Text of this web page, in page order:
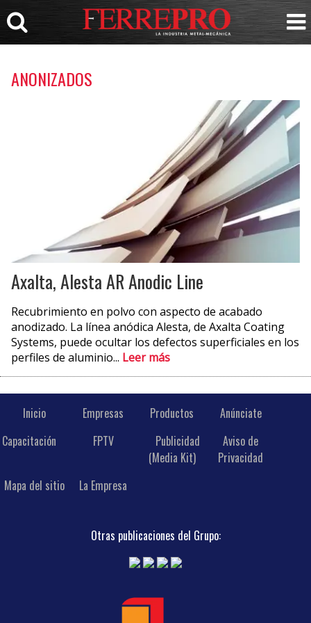
ANONIZADOS
Axalta, Alesta AR Anodic Line
Recubrimiento en polvo con aspecto de acabado
anodizado. La línea anódica Alesta, de Axalta Coating
Systems, puede ocultar los defectos superficiales en los
perfiles de aluminio... Leer más
Inicio Empresas Productos
Anúnciate
Capacitación
FPTV
Publicidad
(Media Kit)
Aviso de
Privacidad
Mapa del sitio
La Empresa
Otras publicaciones del Grupo: